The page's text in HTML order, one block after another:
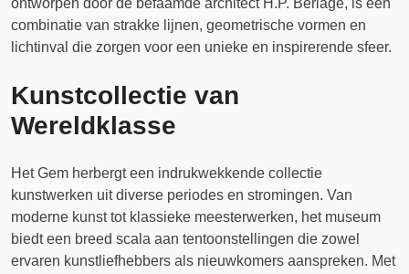
ontworpen door de befaamde architect H.P. Berlage, is een
combinatie van strakke lijnen, geometrische vormen en
lichtinval die zorgen voor een unieke en inspirerende sfeer.
Kunstcollectie van
Wereldklasse
Het Gem herbergt een indrukwekkende collectie
kunstwerken uit diverse periodes en stromingen. Van
moderne kunst tot klassieke meesterwerken, het museum
biedt een breed scala aan tentoonstellingen die zowel
ervaren kunstliefhebbers als nieuwkomers aanspreken. Met